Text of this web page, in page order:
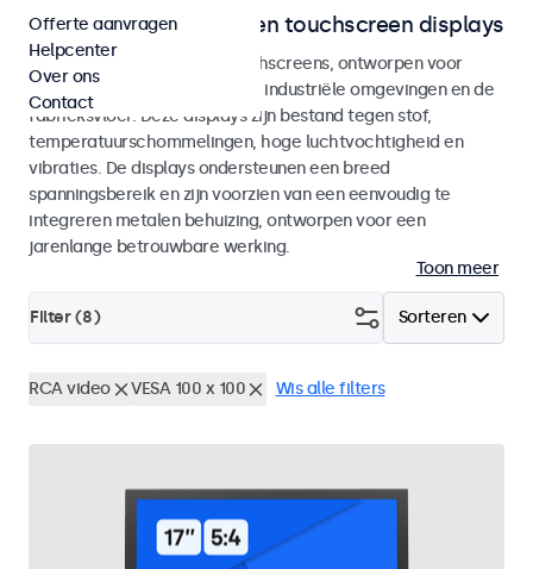
Industriële monitoren en touchscreen displays
Industriële monitoren en touchscreens, ontworpen voor
continu gebruik in uitdagende industriële omgevingen en de
fabrieksvloer. Deze displays zijn bestand tegen stof,
temperatuurschommelingen, hoge luchtvochtigheid en
vibraties. De displays ondersteunen een breed
spanningsbereik en zijn voorzien van een eenvoudig te
integreren metalen behuizing, ontworpen voor een
jarenlange betrouwbare werking.
Toon meer
Sorteren
Filter (8)
RCA video VESA 100 x 100 Wis alle filters
Offerte aanvragen
Helpcenter
Over ons
Contact